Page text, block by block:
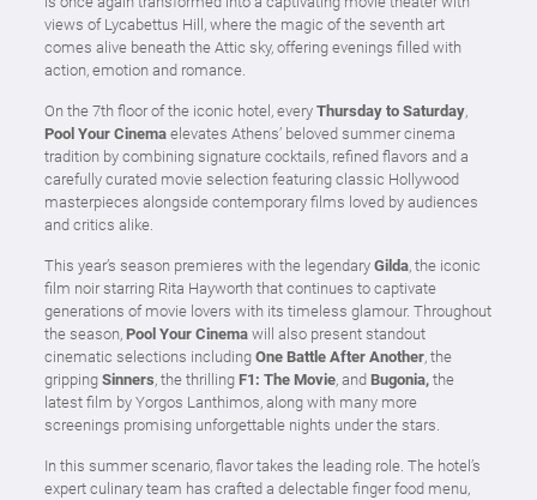
views of Lycabettus Hill, where the magic of the seventh art
comes alive beneath the Attic sky, offering evenings filled with
action, emotion and romance.
On the 7th floor of the iconic hotel, every Thursday to Saturday,
Pool Your Cinemaelevates Athens’ beloved summer cinema
tradition by combining signature cocktails, refined flavors and a
carefully curated movie selection featuring classic Hollywood
masterpieces alongside contemporary films loved by audiences
and critics alike.
This year’s season premieres with the legendary Gilda, the iconic
film noir starring Rita Hayworth that continues to captivate
generations of movie lovers with its timeless glamour. Throughout
the season, Pool Your Cinemawill also present standout
cinematic selections including One Battle After Another, the
gripping Sinners, the thrilling F1: The Movie, and Bugonia,the
latest film by Yorgos Lanthimos, along with many more
screenings promising unforgettable nights under the stars.
In this summer scenario, flavor takes the leading role. The hotel’s
expert culinary team has crafted a delectable finger food menu,